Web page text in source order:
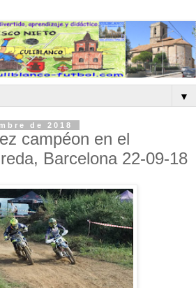
▼
de 2018
campéon en el
Barcelona 22-09-18